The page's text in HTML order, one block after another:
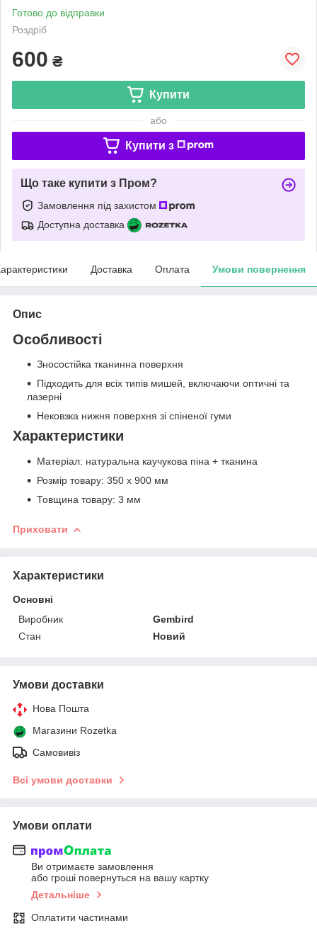
Готово до відправки
Роздріб
600 ₴
Купити
або
Купити з
Що таке купити з Пром?
Замовлення під захистом
Доступна доставка
Доставка Оплата Умови повернення
Опис
Особливості
Зносостійка тканинна поверхня
Підходить для всіх типів мишей, включаючи оптичні та
лазерні
Нековзка нижня поверхня зі спіненої гуми
Характеристики
Матеріал: натуральна каучукова піна + тканина
Розмір товару: 350 x 900 мм
Товщина товару: 3 мм
Приховати
Характеристики
Основні
Виробник
Gembird
Стан
Новий
Умови доставки
Нова Пошта
Магазини Rozetka
Самовивіз
Всі умови доставки
Умови оплати
Ви отримаєте замовлення
або гроші повернуться на вашу картку
Детальніше
Оплатити частинами